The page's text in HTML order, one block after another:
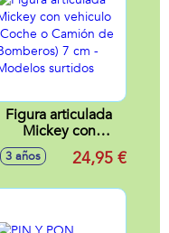
Figura articulada
Mickey con
vehiculo (Coche o
Camión de
3 años 24,95 €